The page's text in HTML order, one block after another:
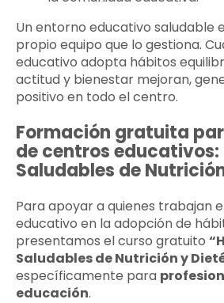
Un entorno educativo saludable
propio equipo que lo gestiona.
educativo adopta hábitos
actitud y bienestar mejoran,
positivo en todo el centro.
Formación gratuita
de centros educativos:
Saludables de
Para apoyar a quienes trabajan
educativo en la adopción de
presentamos el curso gratuito
Saludables de Nutrición y
específicamente para
educación.